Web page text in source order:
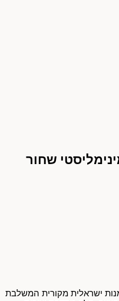
שחור
ישראלית מקורית המשלבת